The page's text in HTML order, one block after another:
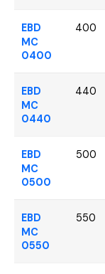
EBD
MC
0400
400
EBD
MC
0440
440
EBD
MC
0500
500
EBD
MC
0550
550